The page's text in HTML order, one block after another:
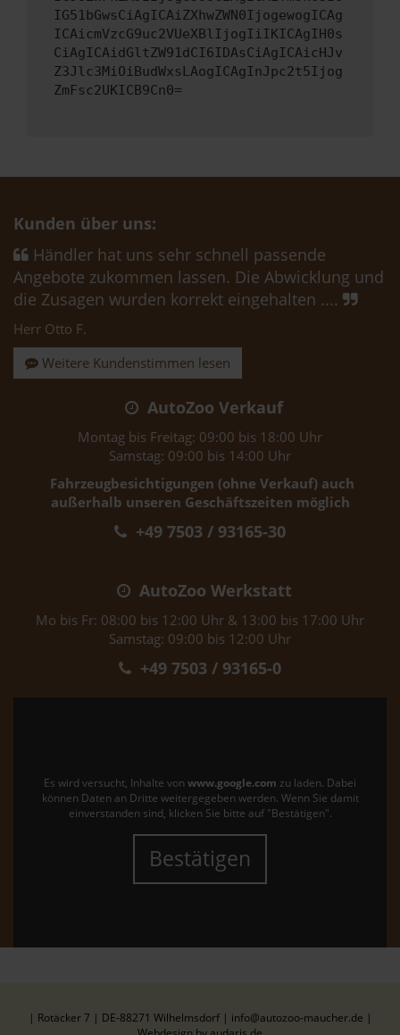
IG51bGwsCiAgICAiZXhwZWN0IjogewogICAg
ICAicmVzcG9uc2VUeXBlIjogIiIKICAgIH0s
CiAgICAidGltZW91dCI6IDAsCiAgICAicHJv
Z3Jlc3MiOiBudWxsLAogICAgInJpc2t5Ijog
ZmFsc2UKICB9Cn0=
Kunden über uns:
Händler hat uns sehr schnell passende
Angebote zukommen lassen. Die Abwicklung und
die Zusagen wurden korrekt eingehalten ....
Herr Otto F.
Weitere Kundenstimmen lesen
AutoZoo Verkauf
Montag bis Freitag: 09:00 bis 18:00 Uhr
Samstag: 09:00 bis 14:00 Uhr
Fahrzeugbesichtigungen (ohne Verkauf) auch
außerhalb unseren Geschäftszeiten möglich
+49 7503 / 93165-30
AutoZoo Werkstatt
Mo bis Fr: 08:00 bis 12:00 Uhr & 13:00 bis 17:00 Uhr
Samstag: 09:00 bis 12:00 Uhr
+49 7503 / 93165-0
Es wird versucht, Inhalte von www.google.com zu laden. Dabei
können Daten an Dritte weitergegeben werden. Wenn Sie damit
einverstanden sind, klicken Sie bitte auf "Bestätigen".
Bestätigen
| Rotäcker 7 | DE-88271 Wilhelmsdorf | info@autozoo-maucher.de |